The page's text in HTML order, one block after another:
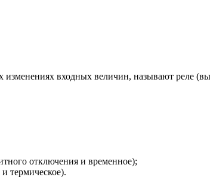
изменениях входных величин, называют реле
отключения и временное);
термическое).